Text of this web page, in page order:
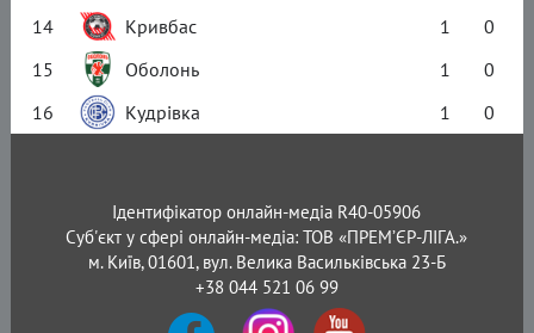
14
Кривбас 1
0
15
Оболонь 1
0
16
Кудрівка 1 0
Ідентифікатор онлайн-медіа R40-05906
Суб'єкт у сфері онлайн-медіа: ТОВ «ПРЕМ’ЄР-ЛІГА.»
м. Київ, 01601, вул. Велика Васильківська 23-Б
+38 044 521 06 99